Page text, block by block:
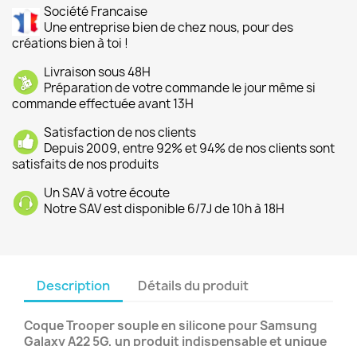
Société Francaise
Une entreprise bien de chez nous, pour des
créations bien à toi !
Livraison sous 48H
Préparation de votre commande le jour même si
commande effectuée avant 13H
Satisfaction de nos clients
Depuis 2009, entre 92% et 94% de nos clients sont
satisfaits de nos produits
Un SAV à votre écoute
Notre SAV est disponible 6/7J de 10h à 18H
Description Détails du produit
Coque Trooper souple en silicone pour Samsung
Galaxy A22 5G, un produit indispensable et unique